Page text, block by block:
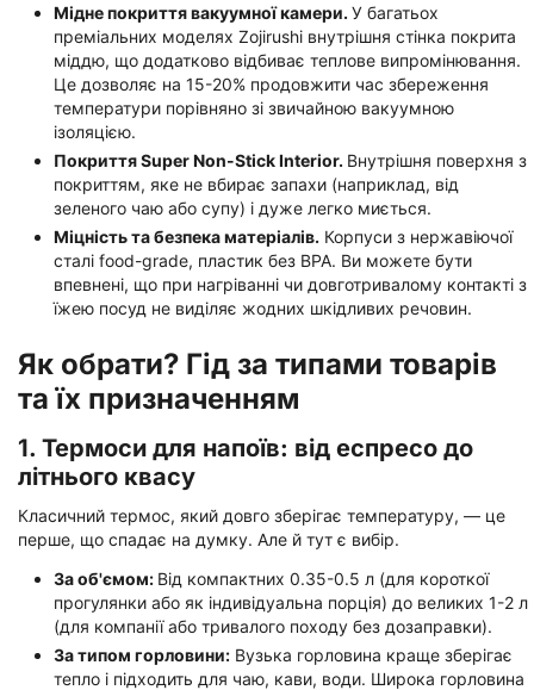
Мідне покриття вакуумної камери. У багатьох
преміальних моделях Zojirushi внутрішня стінка покрита
міддю, що додатково відбиває теплове випромінювання.
Це дозволяє на 15-20% продовжити час збереження
температури порівняно зі звичайною вакуумною
ізоляцією.
Покриття Super Non-Stick Interior. Внутрішня поверхня з
покриттям, яке не вбирає запахи (наприклад, від
зеленого чаю або супу) і дуже легко миється.
Міцність та безпека матеріалів. Корпуси з нержавіючої
сталі food-grade, пластик без BPA. Ви можете бути
впевнені, що при нагріванні чи довготривалому контакті з
їжею посуд не виділяє жодних шкідливих речовин.
Як обрати? Гід за типами товарів
та їх призначенням
1. Термоси для напоїв: від еспресо до
літнього квасу
Класичний термос, який довго зберігає температуру, — це
перше, що спадає на думку. Але й тут є вибір.
За об'ємом: Від компактних 0.35-0.5 л (для короткої
прогулянки або як індивідуальна порція) до великих 1-2 л
(для компанії або тривалого походу без дозаправки).
За типом горловини: Вузька горловина краще зберігає
тепло і підходить для чаю, кави, води. Широка горловина